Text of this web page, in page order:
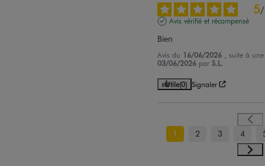
5/
Avis vérifié et récompensé
Bien
Avis du 16/06/2026
, suite à
03/06/2026 par S.L.
Utile(0) Signaler
1 2 3 4